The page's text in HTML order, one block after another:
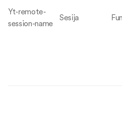
Yt-remote-
session-name
Sesija